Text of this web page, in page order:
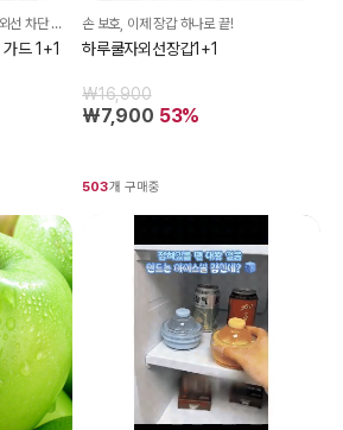
기미,주근깨 케어해주는 쿨링 자외선 차단 마스크
드 1+1
손 보호, 이제 장갑 하나로 끝!
하루쿨자외선장갑1+1
₩16,900
₩7,900 53%
503개 구매중